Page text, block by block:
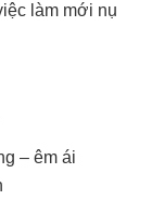
làm mới nụ
– êm ái